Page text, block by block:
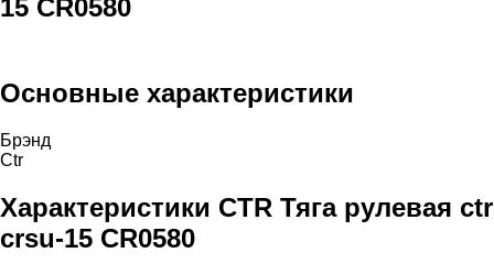
15 CR0580
Основные характеристики
Брэнд
Ctr
Характеристики CTR Тяга рулевая ctr
crsu-15 CR0580